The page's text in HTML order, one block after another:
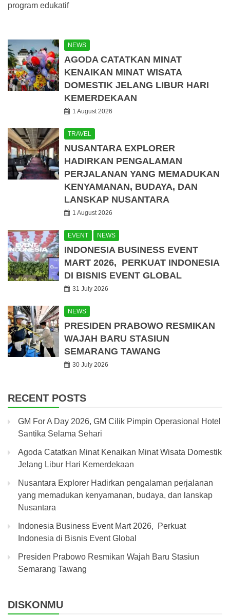
program edukatif
NEWS
AGODA CATATKAN MINAT
KENAIKAN MINAT WISATA
DOMESTIK JELANG LIBUR HARI
KEMERDEKAAN
1 August 2026
TRAVEL
NUSANTARA EXPLORER
HADIRKAN PENGALAMAN
PERJALANAN YANG MEMADUKAN
KENYAMANAN, BUDAYA, DAN
LANSKAP NUSANTARA
1 August 2026
EVENT NEWS
INDONESIA BUSINESS EVENT
MART 2026, PERKUAT INDONESIA
DI BISNIS EVENT GLOBAL
31 July 2026
NEWS
PRESIDEN PRABOWO RESMIKAN
WAJAH BARU STASIUN
SEMARANG TAWANG
30 July 2026
RECENT POSTS
GM For A Day 2026, GM Cilik Pimpin Operasional Hotel
Santika Selama Sehari
Agoda Catatkan Minat Kenaikan Minat Wisata Domestik
Jelang Libur Hari Kemerdekaan
Nusantara Explorer Hadirkan pengalaman perjalanan
yang memadukan kenyamanan, budaya, dan lanskap
Nusantara
Indonesia Business Event Mart 2026, Perkuat
Indonesia di Bisnis Event Global
Presiden Prabowo Resmikan Wajah Baru Stasiun
Semarang Tawang
DISKONMU